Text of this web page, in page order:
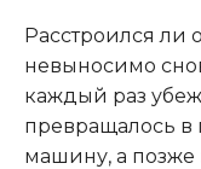
Расстроился ли
невыносимо
каждый раз
превращалось в
машину, а позже